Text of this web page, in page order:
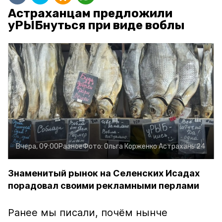
Астраханцам предложили
уРЫБнуться при виде воблы
Вчера, 09:00РазноеФото: Ольга КорженкоАстрахань 24
Знаменитый рынок на Селенских Исадах
порадовал своими рекламными перлами
Ранее мы писали, почём нынче